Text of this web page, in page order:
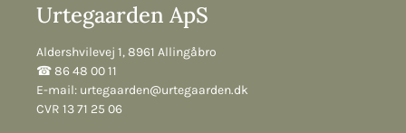
Urtegaarden ApS
Aldershvilevej 1, 8961 Allingåbro
☎︎ 86 48 00 11
E-mail: urtegaarden@urtegaarden.dk
CVR 13 71 25 06